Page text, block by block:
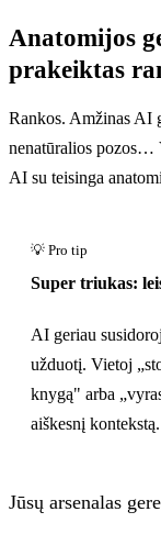
Anatomijos
prakeiktas
Rankos. Amžinas AI
nenatūralios pozos…
AI su teisinga
Super triukas:
AI geriau
užduotį. Vietoj
knygą" arba
aiškesnį kontekstą.
Jūsų arsenalas